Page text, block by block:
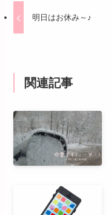
明日はお休み～♪
関連記事